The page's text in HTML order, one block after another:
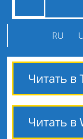
RU
Читать в
Читать в